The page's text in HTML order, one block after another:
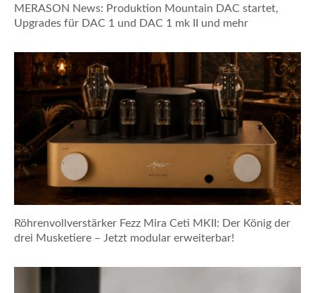
MERASON News: Produktion Mountain DAC startet,
Upgrades für DAC 1 und DAC 1 mk II und mehr
Röhrenvollverstärker Fezz Mira Ceti MKII: Der König der
drei Musketiere – Jetzt modular erweiterbar!